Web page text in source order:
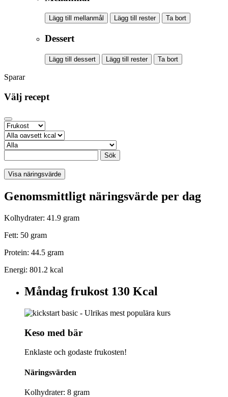
Lägg till mellanmål Lägg till rester Ta bort
Dessert
Lägg till dessert Lägg till rester Ta bort
Sparar
Välj recept
Sök
Visa näringsvärde
Genomsmittligt näringsvärde per dag
Kolhydrater: 41.9 gram
Fett: 50 gram
Protein: 44.5 gram
Energi: 801.2 kcal
Måndag frukost 130 Kcal
Keso med bär
Enklaste och godaste frukosten!
Näringsvärden
Kolhydrater: 8 gram